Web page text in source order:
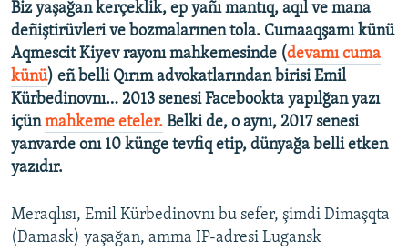
RFE/RS bütün saytları
Biz yaşağan kerçeklik, ep yañı mantıq, aqıl ve mana
deñiştirüvleri ve bozmalarınen tola. Cumaaqşamı künü
Aqmescit Kiyev rayonı mahkemesinde (devamı cuma
künü) eñ belli Qırım advokatlarından birisi Emil
Kürbedinovnı… 2013 senesi Facebookta yapılğan yazı
içünmahkeme eteler. Belki de, o aynı, 2017 senesi
yanvarde onı 10 künge tevfiq etip, dünyağa belli etken
yazıdır.
Meraqlısı, Emil Kürbedinovnı bu sefer, şimdi Dimaşqta
(Damask) yaşağan, amma IP-adresi Lugansk